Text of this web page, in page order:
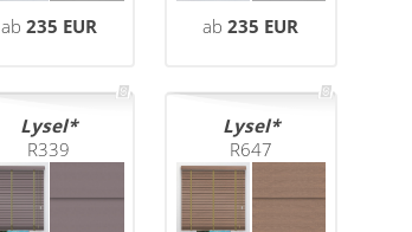
ab 235 EUR ab235 EUR
Lysel
R339
Lysel
R647